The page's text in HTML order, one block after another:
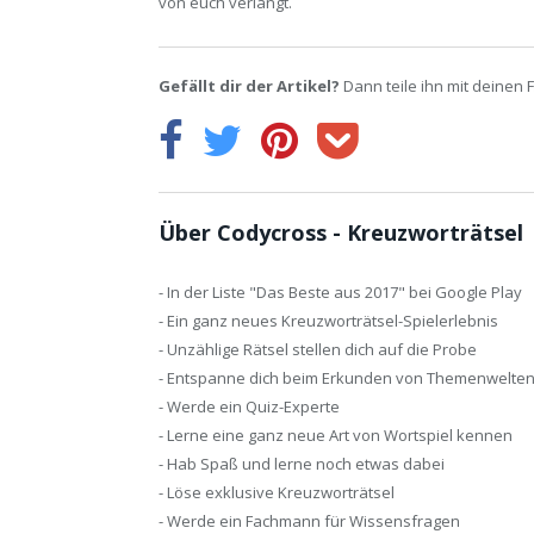
Gefällt dir der Artikel? Dann teile ihn mit deinen
Über Codycross - Kreuzworträtsel
- In der Liste "Das Beste aus 2017" bei Google Play
- Ein ganz neues Kreuzworträtsel-Spielerlebnis
- Unzählige Rätsel stellen dich auf die Probe
- Entspanne dich beim Erkunden von Themenwelten
- Werde ein Quiz-Experte
- Lerne eine ganz neue Art von Wortspiel kennen
- Hab Spaß und lerne noch etwas dabei
- Löse exklusive Kreuzworträtsel
- Werde ein Fachmann für Wissensfragen